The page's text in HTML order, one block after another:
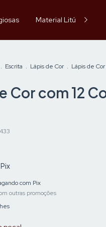
Material Litúrgico
. Escrita . Lápis de Cor . Lápis de
Cor com 12
Pix
com Pix
outras promoções